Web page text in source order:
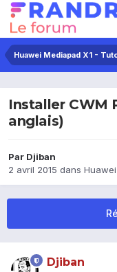
Huawei Mediapad X1 -
Installer CWM
anglais)
Par Djiban
2 avril 2015 dans
Djiban